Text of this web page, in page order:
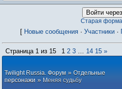
Войти
Старая
[ Новые сообщения · Участники ·
Страница 1 из 15 1 2 3 … 14 15 »
Twilight Russia. Форум » Отдельные
персонажи » Меняя судьбу